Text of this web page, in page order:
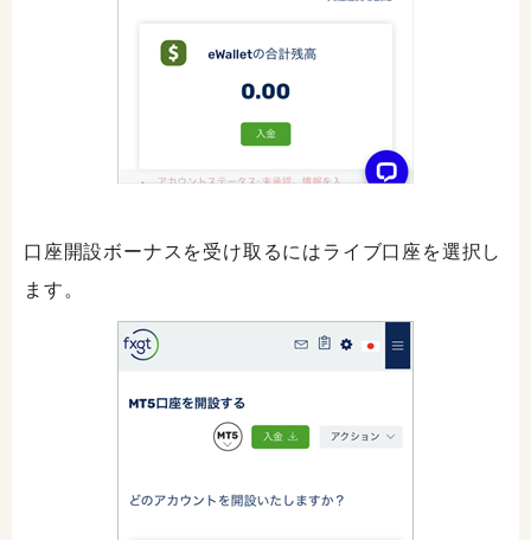
口座開設ボーナスを受け取るにはライブ口座を選択し
ます。